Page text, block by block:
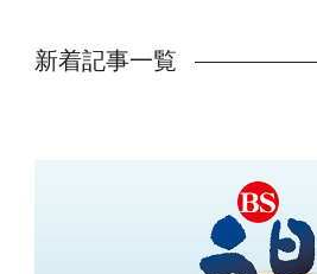
新着記事一覧